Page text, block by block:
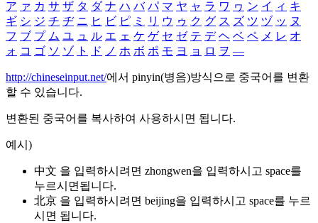
ア ァ カ サ ザ タ ダ ナ ハ バ パ マ ヤ ャ ラ ワ ヮ ン イ ィ キ
ギ シ ジ チ ヂ ニ ヒ ビ ピ ミ リ ウ ゥ ク グ ス ズ ツ ヅ ッ ヌ
フ ブ プ ム ユ ュ ル エ ェ ケ ゲ セ ゼ テ デ ヘ ベ ペ メ レ オ
ォ コ ゴ ソ ゾ ト ド ノ ホ ボ ポ モ ヨ ョ ロ ヲ ―
http://chineseinput.net/에서 pinyin(병음)방식으로 중국어를 변환
할 수 있습니다.
변환된 중국어를 복사하여 사용하시면 됩니다.
예시)
中文 을 입력하시려면 zhongwen을 입력하시고 space를
누르시면됩니다.
北京 을 입력하시려면 beijing을 입력하시고 space를 누르
시면 됩니다.